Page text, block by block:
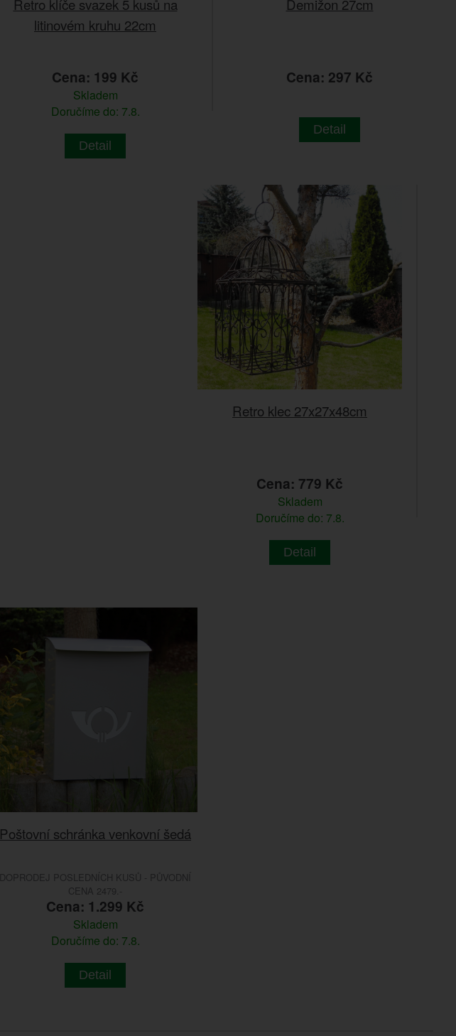
Retro klíče svazek 5 kusů na
litinovém kruhu 22cm
Cena: 199 Kč
Skladem
Doručíme do: 7.8.
Detail
Demižon 27cm
Cena: 297 Kč
Detail
Retro klec 27x27x48cm
Cena: 779 Kč
Skladem
Doručíme do: 7.8.
Detail
Poštovní schránka venkovní šedá
DOPRODEJ POSLEDNÍCH KUSŮ - PŮVODNÍ
CENA 2479.-
Cena: 1.299 Kč
Skladem
Doručíme do: 7.8.
Detail